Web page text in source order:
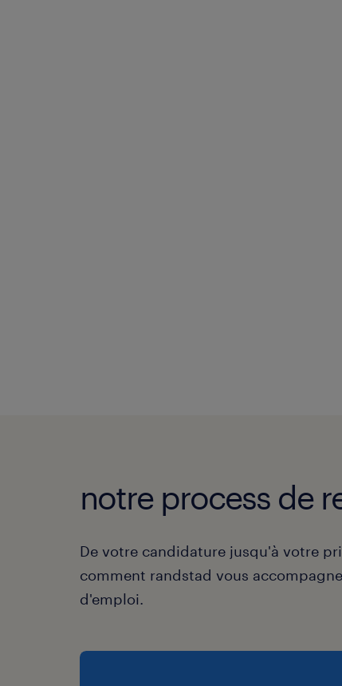
notre process de
De votre candidature jusqu'à votre
comment randstad vous
d'emploi.